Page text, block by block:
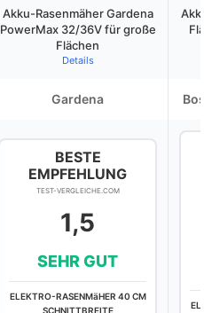
Akku-Rasenmäher Gardena
PowerMax 32/36V für große
Flächen
Details
Gardena
BESTE
EMPFEHLUNG
TEST-VERGLEICHE.COM
1,5
SEHR GUT
ELEKTRO-RASENMäHER 40 CM
SCHNITTBREITE